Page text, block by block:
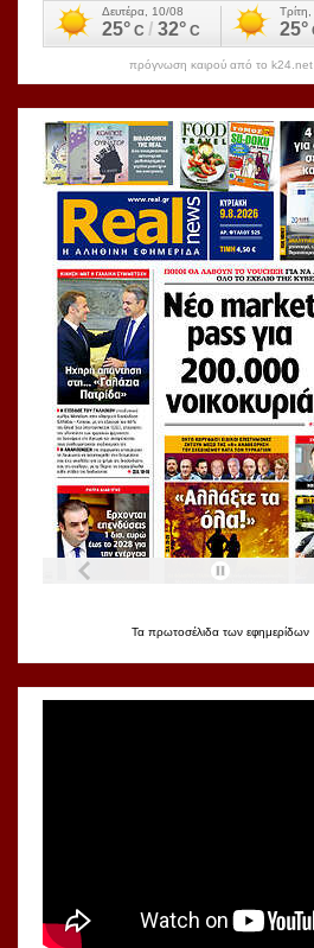
πρόγνωση καιρού από το k24.net
Τα πρωτοσέλιδα των εφημερίδων